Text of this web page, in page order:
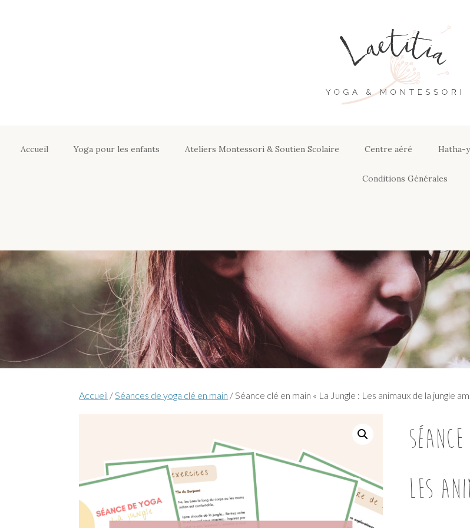
contenu
Accueil Yoga pour les enfants
Yoga maman/bébé
Yoga pour adolescents
Yoga pour les familles
Informations pratiques
Ateliers Montessori & Soutien Scolaire
Informations pratiques
Centre aéré Hatha-
Conditions Générales
Accueil / Séances de yoga clé en main / Séance clé en main « La Jungle : Les animaux de la jungle
Les